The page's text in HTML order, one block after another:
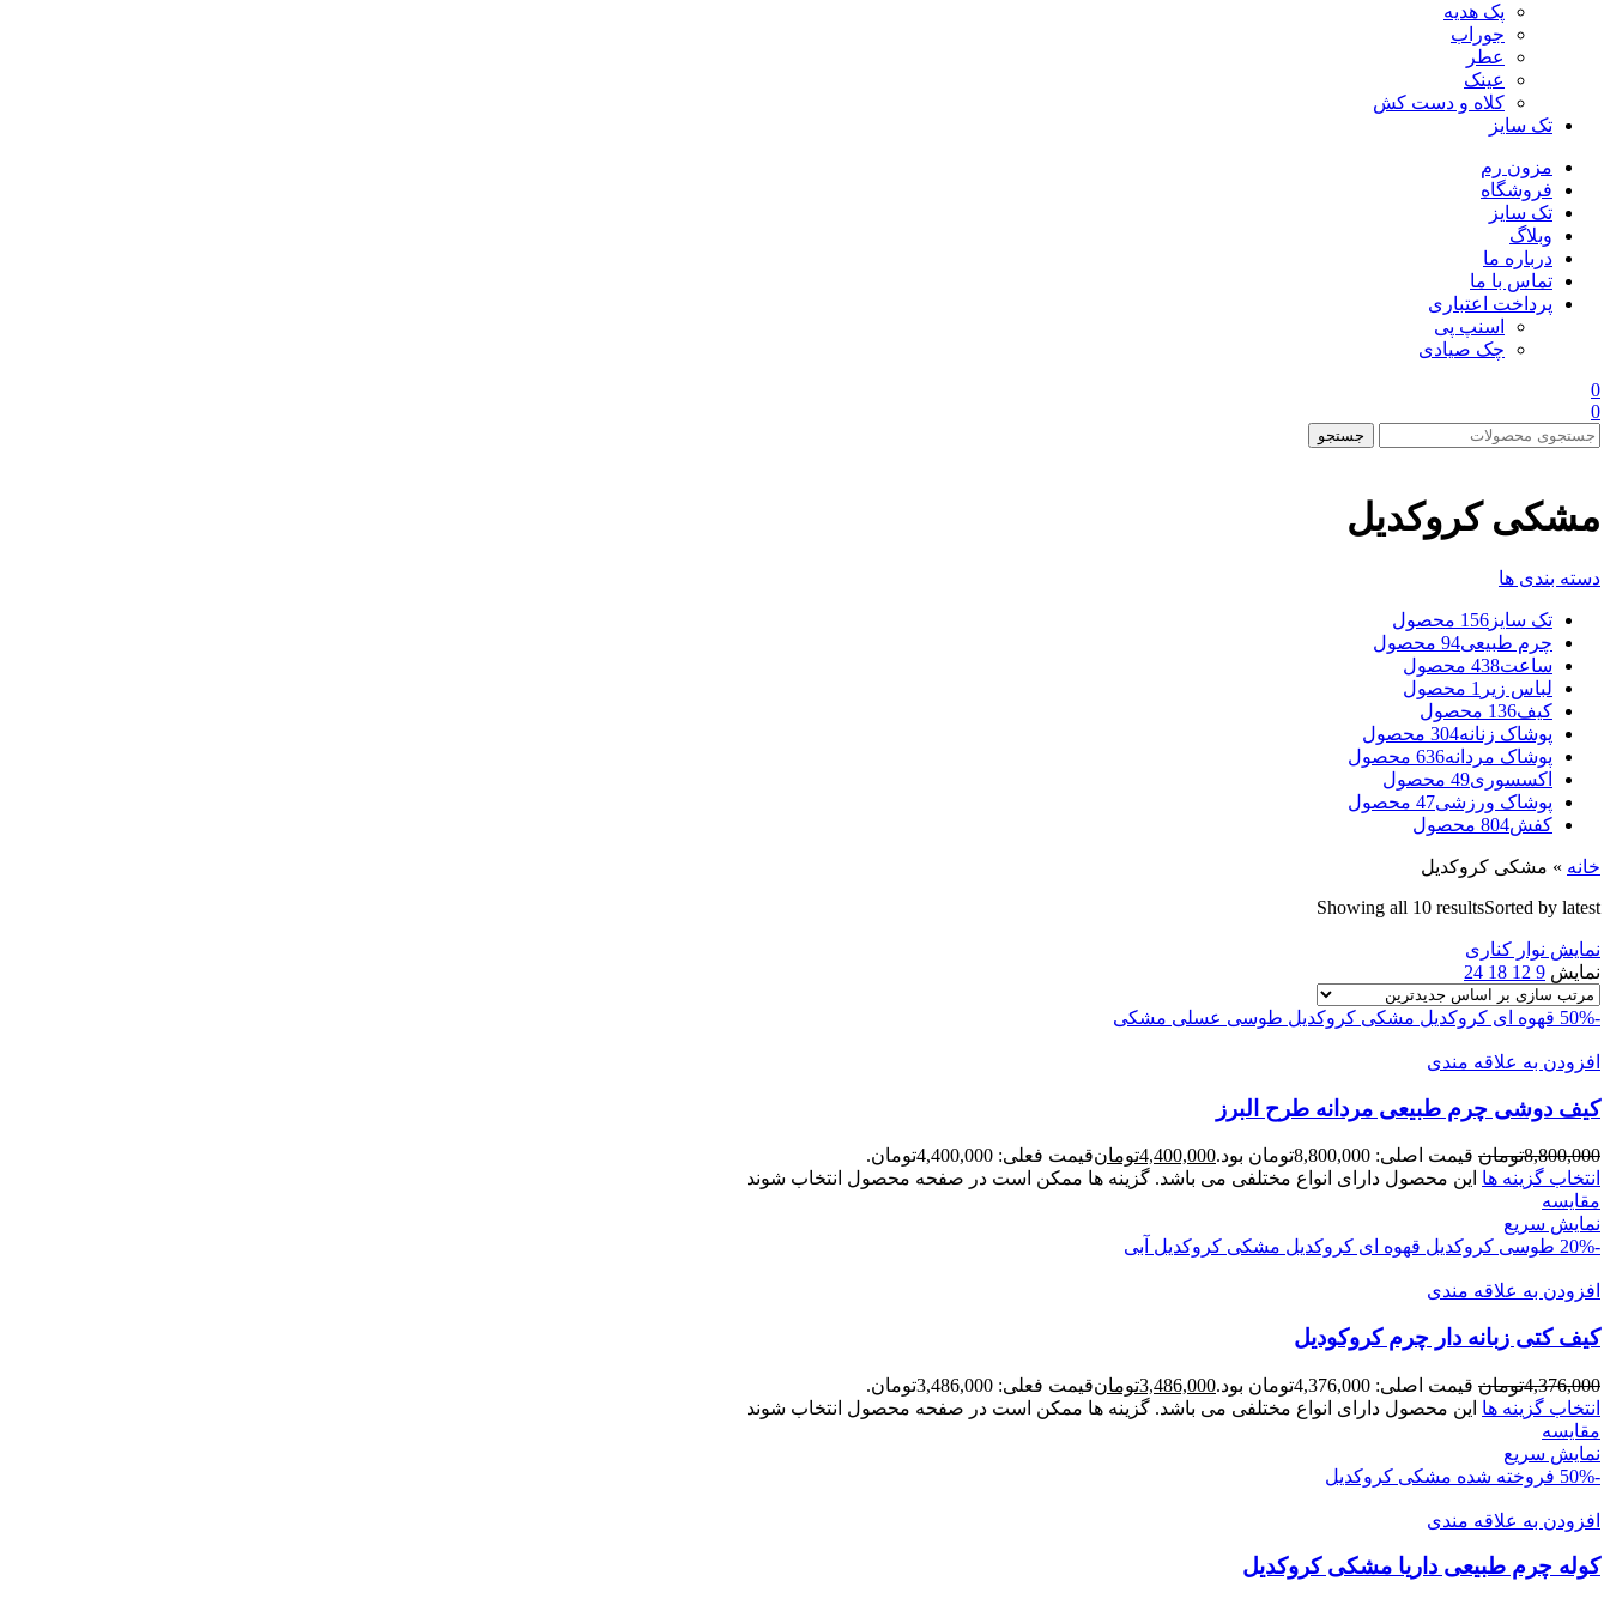
پک هدیه
جوراب
عطر
عینک
کلاه و دست کش
تک سایز
مزون رم
فروشگاه
تک سایز
وبلاگ
درباره ما
تماس با ما
پرداخت اعتباری
اسنپ پی
چک صیادی
0
0
جستجو
مشکی کروکدیل
دسته بندی ها
تک سایز 156 محصول
چرم طبیعی94 محصول
ساعت438 محصول
لباس زیر 1 محصول
کیف136 محصول
پوشاک زنانه304 محصول
پوشاک مردانه636 محصول
اکسسوری49 محصول
پوشاک ورزشی47 محصول
کفش804 محصول
خانه » مشکی کروکدیل
Showing all 10 resultsSorted by latest
نمایش نوار کناری
نمایش 9
12
18
24
-50% قهوه ای کروکدیل مشکی کروکدیل طوسی عسلی مشکی
افزودن به علاقه مندی
کیف دوشی چرم طبیعی مردانه طرح البرز
8,800,000تومان قیمت اصلی: 8,800,000تومان بود. 4,400,000تومانقیمت فعلی: 4,400,000تومان.
انتخاب گزینه ها این محصول دارای انواع مختلفی می باشد. گزینه ها ممکن است در صفحه محصول انتخاب شوند
مقايسه
نمایش سریع
-20%
طوسی کروکدیل قهوه ای کروکدیل مشکی کروکدیل آبی
افزودن به علاقه مندی
کیف کتی زبانه دار چرم کروکودیل
4,376,000تومان قیمت اصلی: 4,376,000تومان بود. 3,486,000تومانقیمت فعلی: 3,486,000تومان.
انتخاب گزینه ها این محصول دارای انواع مختلفی می باشد. گزینه ها ممکن است در صفحه محصول انتخاب شوند
مقايسه
نمایش سریع
-50%
فروخته شده مشکی کروکدیل
افزودن به علاقه مندی
کوله چرم طبيعی داريا مشکی کروکديل